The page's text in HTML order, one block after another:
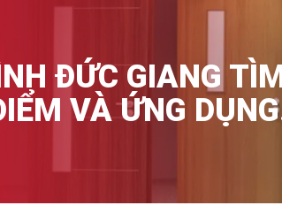
ĐỨC GIANG
VÀ ỨNG